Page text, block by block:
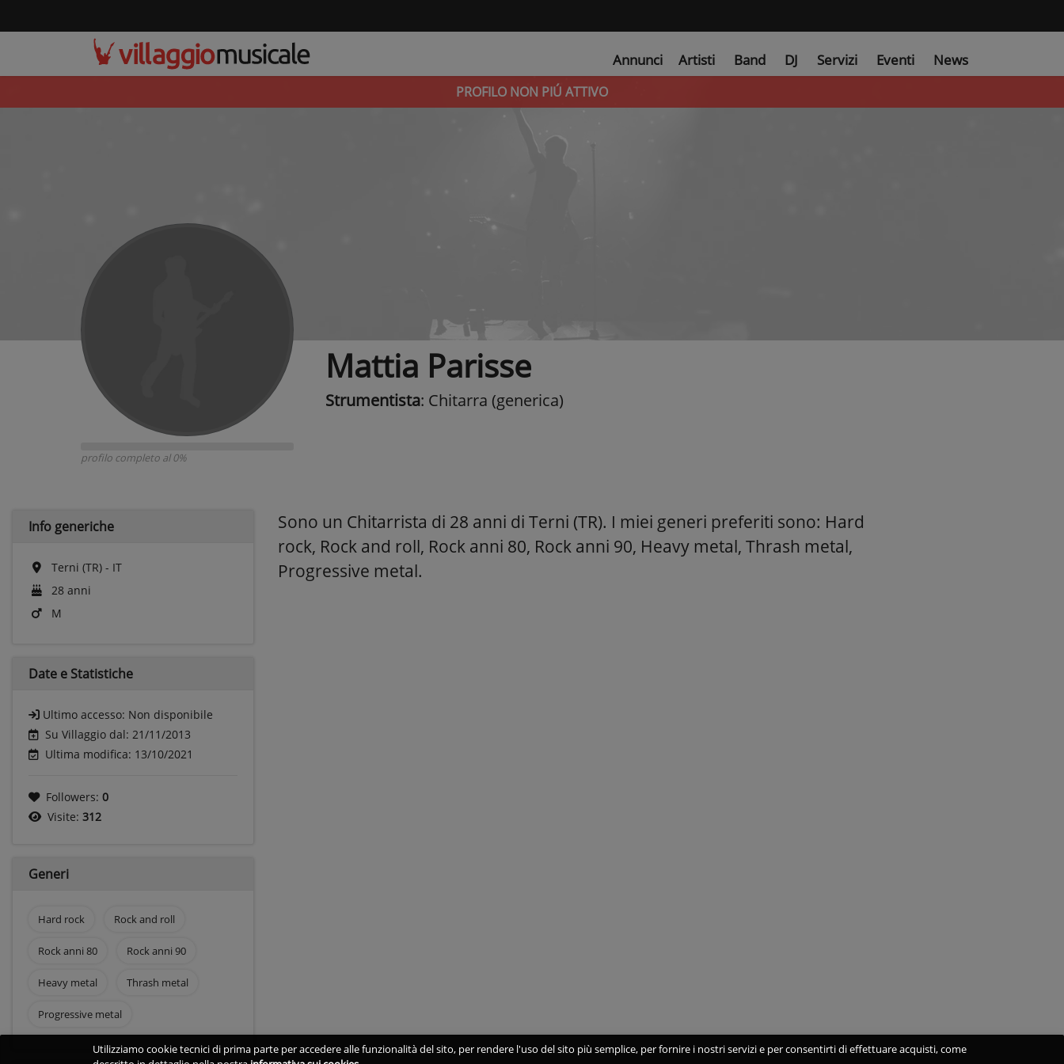
Annunci Artisti Band DJ Servizi Eventi News
PROFILO NON PIÚ ATTIVO
profilo completo al 0%
Mattia Parisse
Strumentista: Chitarra (generica)
Info generiche
Terni (TR) - IT
28 anni
M
Date e Statistiche
Ultimo accesso: Non disponibile
Su Villaggio dal: 21/11/2013
Ultima modifica: 13/10/2021
Followers: 0
Visite: 312
Generi
Hard rock Rock and roll
Rock anni 80 Rock anni 90
Heavy metal Thrash metal
Progressive metal
Sono un Chitarrista di 28 anni di Terni (TR). I miei generi preferiti sono: Hard
rock, Rock and roll, Rock anni 80, Rock anni 90, Heavy metal, Thrash metal,
Progressive metal.
Utilizziamo cookie tecnici di prima parte per accedere alle funzionalità del sito, per rendere l'uso del sito più semplice, per fornire i nostri servizi e per consentirti di effettuare acquisti, come